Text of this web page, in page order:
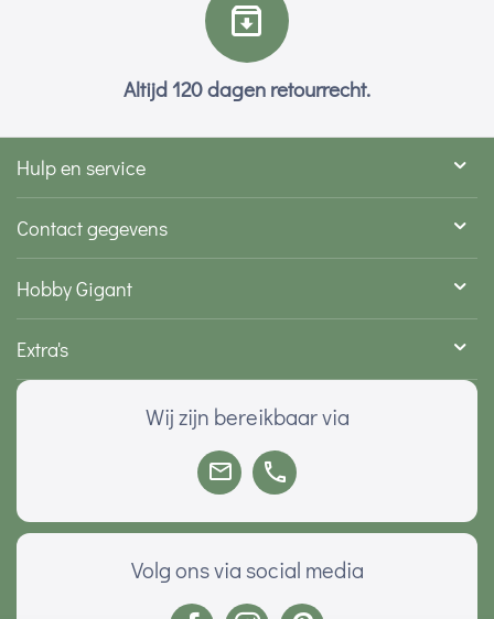
Altijd 120 dagen retourrecht.
Hulp en service
Contact gegevens
Hobby Gigant
Extra's
Wij zijn bereikbaar via
Volg ons via social media